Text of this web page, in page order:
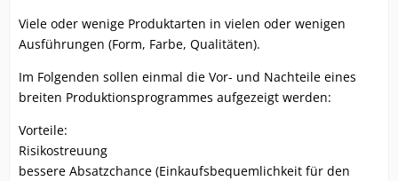
Viele oder wenige Produktarten in vielen oder wenigen
Ausführungen (Form, Farbe, Qualitäten).
Im Folgenden sollen einmal die Vor- und Nachteile eines
breiten Produktionsprogrammes aufgezeigt werden:
Vorteile:
Risikostreuung
bessere Absatzchance (Einkaufsbequemlichkeit für den